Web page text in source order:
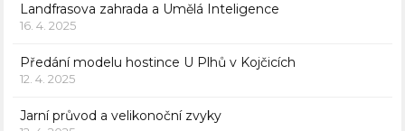
Landfrasova zahrada a Umělá Inteligence
16. 4. 2025
Předání modelu hostince U Plhů v Kojčicích
12. 4. 2025
Jarní průvod a velikonoční zvyky